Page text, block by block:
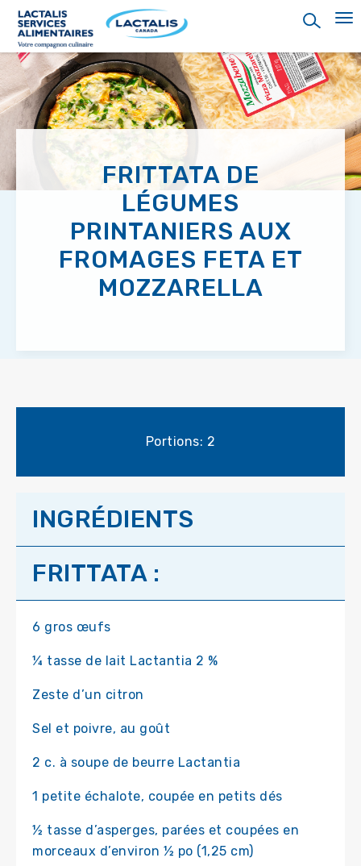
main
content
FRITTATA DE
LÉGUMES
PRINTANIERS AUX
FROMAGES FETA ET
MOZZARELLA
Portions: 2
INGRÉDIENTS
FRITTATA :
6 gros œufs
¼ tasse de lait Lactantia 2 %
Zeste d’un citron
Sel et poivre, au goût
2 c. à soupe de beurre Lactantia
1 petite échalote, coupée en petits dés
½ tasse d’asperges, parées et coupées en
morceaux d’environ ½ po (1,25 cm)